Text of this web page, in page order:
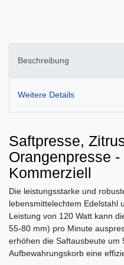
Beschreibung
Weitere Details
Saftpresse,
Orangenpresse
Kommerziell
Die leistungsstarke und
lebensmittelechtem Edelstahl
Leistung von 120 Watt kann
55-80 mm) pro Minute
erhöhen die Saftausbeute um
Aufbewahrungskorb eine